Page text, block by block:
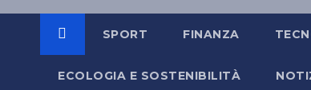
SPORT FINANZA
ECOLOGIA E SOSTENIBILITÀ